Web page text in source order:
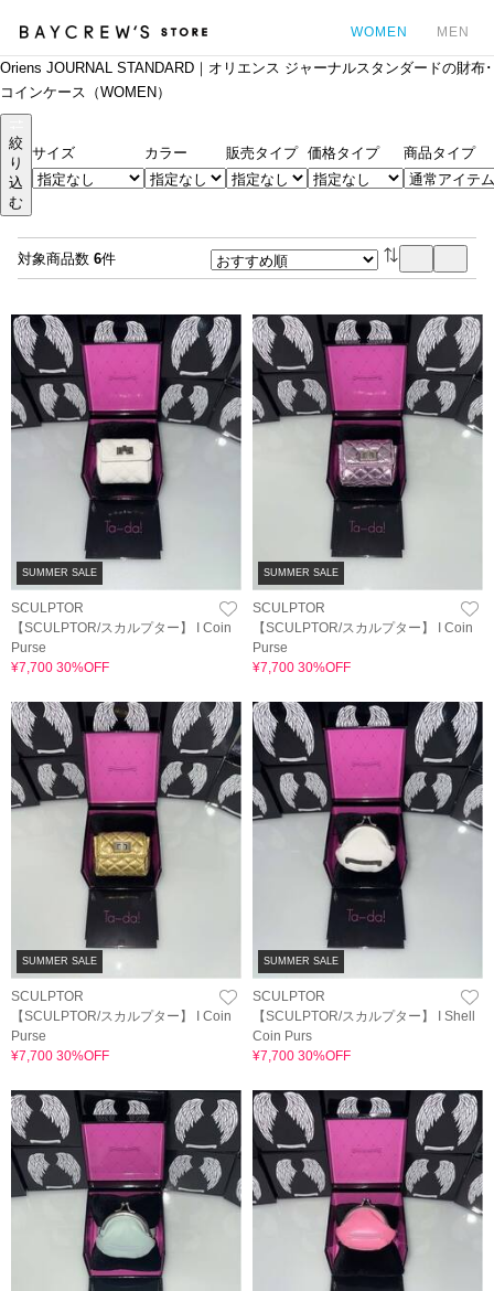
WOMEN MEN
Oriens JOURNAL STANDARD｜オリエンス ジャーナルスタンダードの財布･
コインケース（WOMEN）
絞
り
込
む
サイズ カラー 販売タイプ 価格タイプ 商品タイプ
対象商品数 6件
SUMMER SALE
SCULPTOR
【SCULPTOR/スカルプター】 I Coin
Purse
¥7,700 30%OFF
SUMMER SALE
SCULPTOR
【SCULPTOR/スカルプター】 I Coin
Purse
¥7,700 30%OFF
SUMMER SALE
SCULPTOR
【SCULPTOR/スカルプター】 I Coin
Purse
¥7,700 30%OFF
SUMMER SALE
SCULPTOR
【SCULPTOR/スカルプター】 I Shell
Coin Purs
¥7,700 30%OFF